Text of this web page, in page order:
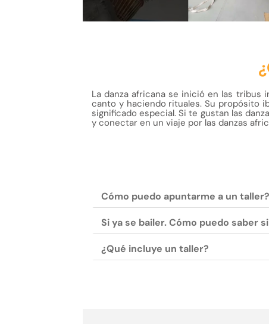
La danza africana se inició en las tribus
canto y haciendo rituales. Su propósito
significado especial. Si te gustan las
y conectar en un viaje por las danzas
Cómo puedo apuntarme a un taller?
Si ya se bailer. Cómo puedo saber
¿Qué incluye un taller?